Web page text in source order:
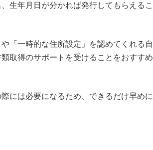
生年月日が分かれば発行してもらえるこ
「一時的な住所設定」を認めてくれる自
取得のサポートを受けることをおすすめ
には必要になるため、できるだけ早めに